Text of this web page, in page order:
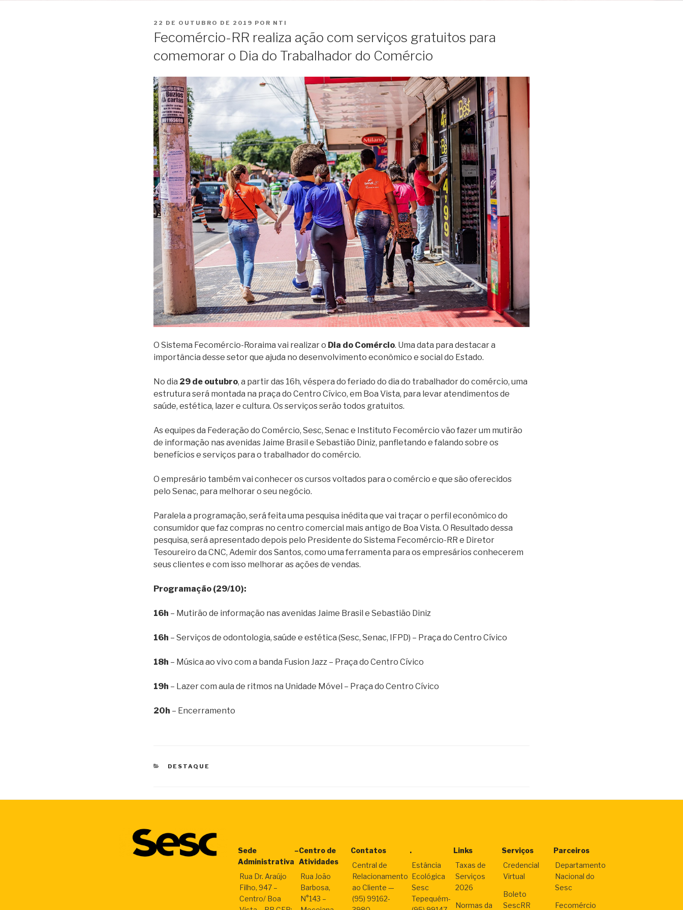
PUBLICADO
EM
22 DE OUTUBRO DE 2019 POR NTI
Fecomércio-RR realiza ação com serviços gratuitos para
comemorar o Dia do Trabalhador do Comércio
O Sistema Fecomércio-Roraima vai realizar o Dia do Comércio. Uma data para destacar a
importância desse setor que ajuda no desenvolvimento econômico e social do Estado.
No dia 29 de outubro, a partir das 16h, véspera do feriado do dia do trabalhador do comércio, uma
estrutura será montada na praça do Centro Cívico, em Boa Vista, para levar atendimentos de
saúde, estética, lazer e cultura. Os serviços serão todos gratuitos.
As equipes da Federação do Comércio, Sesc, Senac e Instituto Fecomércio vão fazer um mutirão
de informação nas avenidas Jaime Brasil e Sebastião Diniz, panfletando e falando sobre os
benefícios e serviços para o trabalhador do comércio.
O empresário também vai conhecer os cursos voltados para o comércio e que são oferecidos
pelo Senac, para melhorar o seu negócio.
Paralela a programação, será feita uma pesquisa inédita que vai traçar o perfil econômico do
consumidor que faz compras no centro comercial mais antigo de Boa Vista. O Resultado dessa
pesquisa, será apresentado depois pelo Presidente do Sistema Fecomércio-RR e Diretor
Tesoureiro da CNC, Ademir dos Santos, como uma ferramenta para os empresários conhecerem
seus clientes e com isso melhorar as ações de vendas.
Programação (29/10):
16h – Mutirão de informação nas avenidas Jaime Brasil e Sebastião Diniz
16h – Serviços de odontologia, saúde e estética (Sesc, Senac, IFPD) – Praça do Centro Cívico
18h – Música ao vivo com a banda Fusion Jazz – Praça do Centro Cívico
19h – Lazer com aula de ritmos na Unidade Móvel – Praça do Centro Cívico
20h – Encerramento
CATEGORIAS
DESTAQUE
Sede
Administrativa
Rua Dr. Araújo
Filho, 947 –
Centro/ Boa
–Centro de
Atividades
Rua João
Barbosa,
N°143 –
Contatos
Central de
Relacionamento
ao Cliente —
(95) 99162-
.
Estância
Ecológica
Sesc
Tepequém-
Links
Taxas de
Serviços
2026
Normas da
Serviços
Credencial
Virtual
Boleto
SescRR
Parceiros
Departamento
Nacional do
Sesc
Fecomércio